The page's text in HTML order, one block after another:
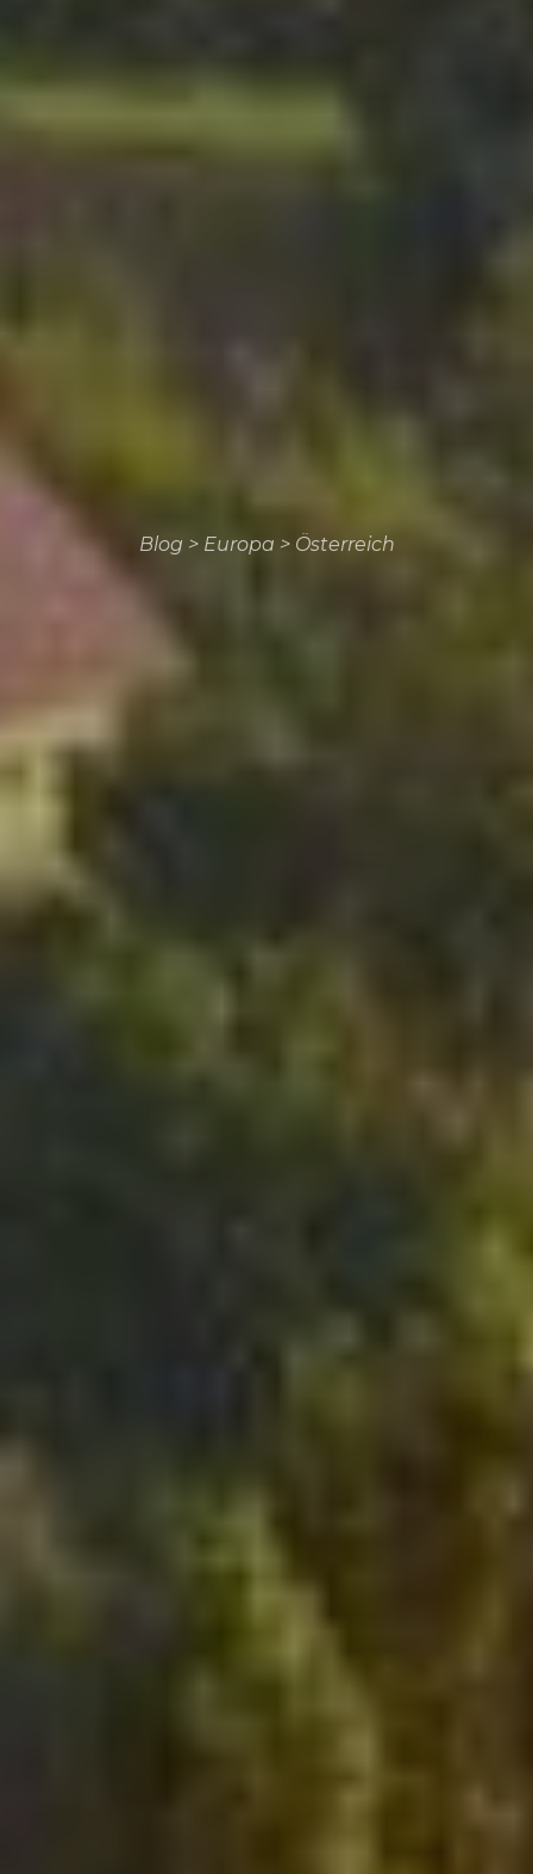
Blog > Europa > Österreich